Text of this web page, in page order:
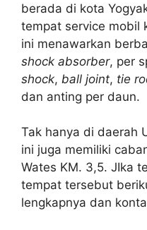
berada di kota
tempat service mobil
ini menawarkan
shock absorber, per
shock, ball joint, tie
dan anting per daun.
Tak hanya di daerah
ini juga memiliki
Wates KM. 3,5. JIka
tempat tersebut
lengkapnya dan